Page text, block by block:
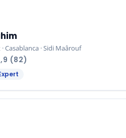
Casablanca · Sidi Maârouf
(82)